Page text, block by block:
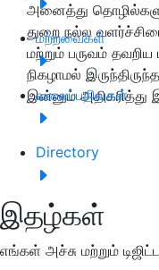
மற்றவைகள்
வலைப்பதிவுகள்
Directory
இதழ்கள்
எங்கள் அச்சு மற்றும்
அனைத்து
துறை நல்ல
மற்றும் பருவம்
நிகழாமல்
இன்னும் அதிகரித்து